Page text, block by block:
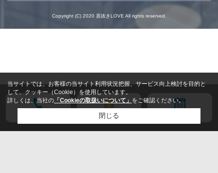
会員登録
Copyright (C) 2020 居抜きLOVE All rights reserved.
当サイトでは、お客様の当サイト利用状況把握、サービス向上検討を目的と
して、クッキー（Cookie）を使用しています。
詳しくは、当社の 「Cookieの取扱いについて」 をご確認ください。
閉じる